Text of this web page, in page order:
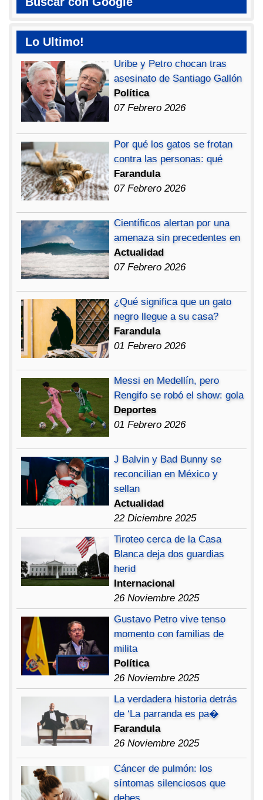
Lo Ultimo!
Uribe y Petro chocan tras
asesinato de Santiago Gallón
Política
07 Febrero 2026
Por qué los gatos se frotan
contra las personas: qué
Farandula
07 Febrero 2026
Científicos alertan por una
amenaza sin precedentes en
Actualidad
07 Febrero 2026
¿Qué significa que un gato
negro llegue a su casa?
Farandula
01 Febrero 2026
Messi en Medellín, pero
Rengifo se robó el show: gola
Deportes
01 Febrero 2026
J Balvin y Bad Bunny se
reconcilian en México y
sellan
Actualidad
22 Diciembre 2025
Tiroteo cerca de la Casa
Blanca deja dos guardias
herid
Internacional
26 Noviembre 2025
Gustavo Petro vive tenso
momento con familias de
milita
Política
26 Noviembre 2025
La verdadera historia detrás
de ‘La parranda es pa�
Farandula
26 Noviembre 2025
Cáncer de pulmón: los
síntomas silenciosos que
debes